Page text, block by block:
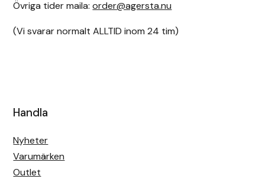
Övriga tider maila:order@agersta.nu
(Vi svarar normalt ALLTID inom 24 tim)
Handla
Nyheter
Varumärken
Outlet